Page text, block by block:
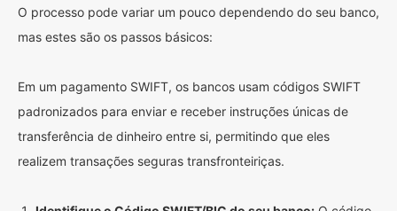
O processo pode variar um pouco dependendo do seu banco,
mas estes são os passos básicos:
Em um pagamento SWIFT, os bancos usam códigos SWIFT
padronizados para enviar e receber instruções únicas de
transferência de dinheiro entre si, permitindo que eles
realizem transações seguras transfronteiriças.